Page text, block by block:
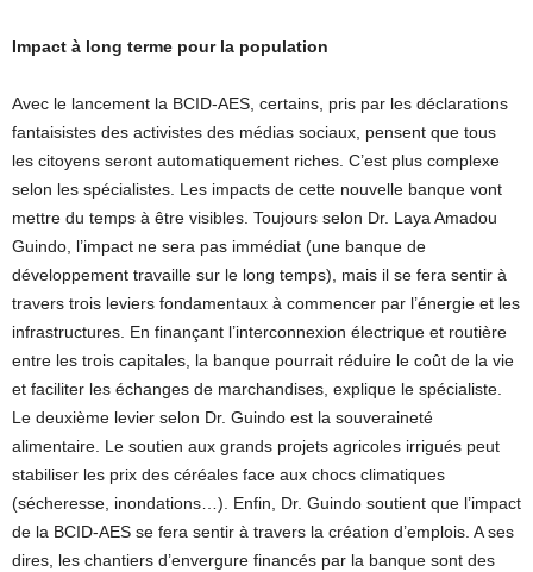
Impact à long terme pour la population
Avec le lancement la BCID-AES, certains, pris par les déclarations
fantaisistes des activistes des médias sociaux, pensent que tous
les citoyens seront automatiquement riches. C’est plus complexe
selon les spécialistes. Les impacts de cette nouvelle banque vont
mettre du temps à être visibles. Toujours selon Dr. Laya Amadou
Guindo, l’impact ne sera pas immédiat (une banque de
développement travaille sur le long temps), mais il se fera sentir à
travers trois leviers fondamentaux à commencer par l’énergie et les
infrastructures. En finançant l’interconnexion électrique et routière
entre les trois capitales, la banque pourrait réduire le coût de la vie
et faciliter les échanges de marchandises, explique le spécialiste.
Le deuxième levier selon Dr. Guindo est la souveraineté
alimentaire. Le soutien aux grands projets agricoles irrigués peut
stabiliser les prix des céréales face aux chocs climatiques
(sécheresse, inondations…). Enfin, Dr. Guindo soutient que l’impact
de la BCID-AES se fera sentir à travers la création d’emplois. A ses
dires, les chantiers d’envergure financés par la banque sont des